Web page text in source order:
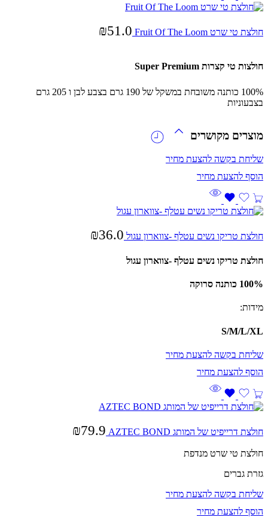
חולצת טי שרט Fruit Of The Loom ₪51.0
חולצות טי קצרות Super Premium
100% כותנה משובחת במשקל של 190 גרם בצבע לבן ו 205 גרם
בצבעוניות
מוצרים מקושרים
שליחת בקשה להצעת מחיר
חולצת טריקו נשים עטלף -צווארון עגול ₪36.0
חולצת טריקו נשים עטלף -צווארון עגול
100% כותנה סרוקה
מידות:
S/M/L/XL
שליחת בקשה להצעת מחיר
חולצת דרייפיט של המותג AZTEC BOND ₪79.9
חולצת טי שרט מנדפת
גזרת גברים
שליחת בקשה להצעת מחיר